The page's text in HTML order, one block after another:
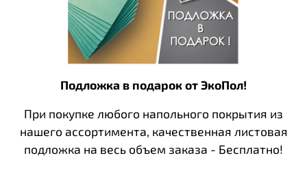
Подложка в подарок от ЭкоПол!
При покупке любого напольного покрытия из
нашего ассортимента, качественная листовая
подложка на весь объем заказа - Бесплатно!